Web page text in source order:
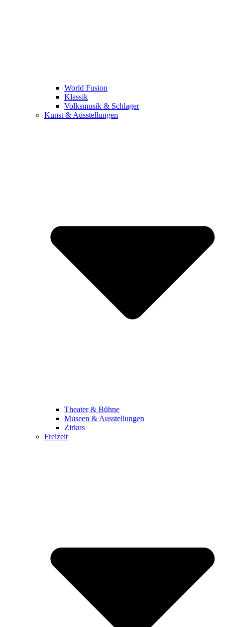
World Fusion
Klassik
Volksmusik & Schlager
Kunst & Ausstellungen
Theater & Bühne
Museen & Ausstellungen
Zirkus
Freizeit